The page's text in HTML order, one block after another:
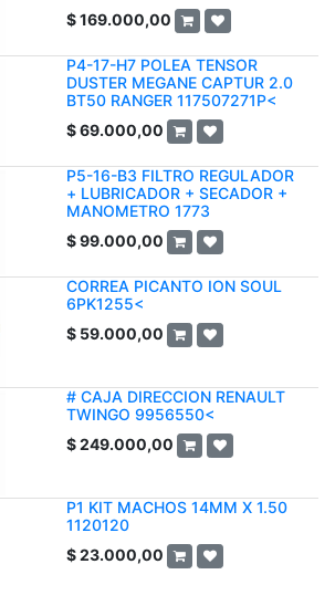
$169.000,00
P4-17-H7 POLEA TENSOR
DUSTER MEGANE CAPTUR 2.0
BT50 RANGER 117507271P<
$69.000,00
P5-16-B3 FILTRO REGULADOR
+ LUBRICADOR + SECADOR +
MANOMETRO 1773
$99.000,00
CORREA PICANTO ION SOUL
6PK1255<
$ 59.000,00
# CAJA DIRECCION RENAULT
TWINGO 9956550<
$249.000,00
P1 KIT MACHOS 14MM X 1.50
1120120
$23.000,00